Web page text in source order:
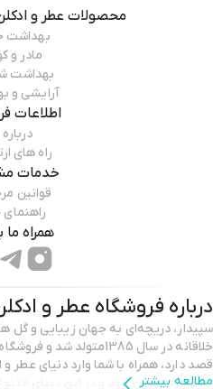
محصولات عطر و
بهداشت
مادر و
بهداشت
آرایشی و
اطلاعات
راه های
خدمات
قوانین
راهنمای
همراه ما
درباره فروشگاه عطر و
قصد دارد، همراه با شما وارد دنیای عطر
مطالعه بیشتر